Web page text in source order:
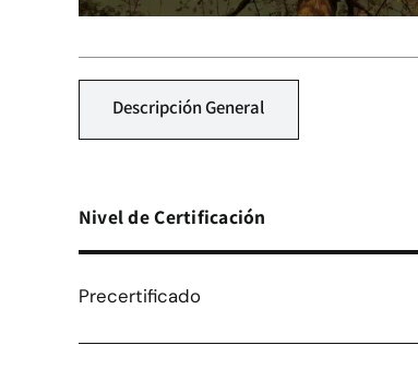
Descripción General
Nivel de Certificación
Precertificado